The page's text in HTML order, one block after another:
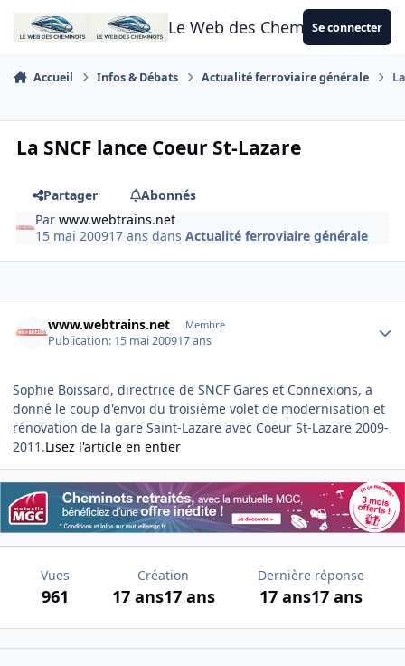
Aller au contenu
Le Web des CheminotsSe connecter
Accueil Infos & Débats Actualité ferroviaire générale
La SNCF lance Coeur St-Lazare
Partager
Abonnés
Parwww.webtrains.net
15 mai 200917 ans dansActualité ferroviaire générale
www.webtrains.net Membre
Publication: 15 mai 200917 ans
Sophie Boissard, directrice de SNCF Gares et Connexions, a
donné le coup d'envoi du troisième volet de modernisation et
rénovation de la gare Saint-Lazare avec Coeur St-Lazare 2009-
2011.Lisez l'article en entier
Vues
961
Création
17 ans17 ans
Dernière réponse
17 ans17 ans